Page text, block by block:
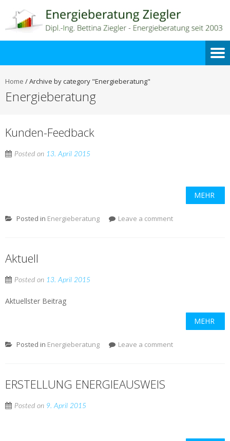
Home /Archive by category "Energieberatung"
Energieberatung
Kunden-Feedback
Posted on 13. April 2015
MEHR
Posted in Energieberatung Leave a comment
Aktuell
Posted on 13. April 2015
Aktuellster Beitrag
MEHR
Posted in Energieberatung Leave a comment
ERSTELLUNG ENERGIEAUSWEIS
Posted on 9. April 2015